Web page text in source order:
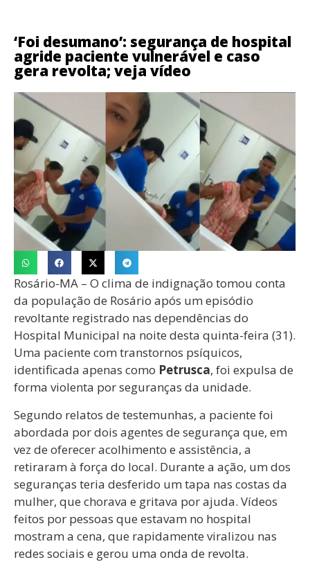
‘Foi desumano’: segurança de hospital
agride paciente vulnerável e caso
gera revolta; veja vídeo
Rosário-MA – O clima de indignação tomou conta
da população de Rosário após um episódio
revoltante registrado nas dependências do
Hospital Municipal na noite desta quinta-feira (31).
Uma paciente com transtornos psíquicos,
identificada apenas como Petrusca, foi expulsa de
forma violenta por seguranças da unidade.
Segundo relatos de testemunhas, a paciente foi
abordada por dois agentes de segurança que, em
vez de oferecer acolhimento e assistência, a
retiraram à força do local. Durante a ação, um dos
seguranças teria desferido um tapa nas costas da
mulher, que chorava e gritava por ajuda. Vídeos
feitos por pessoas que estavam no hospital
mostram a cena, que rapidamente viralizou nas
redes sociais e gerou uma onda de revolta.